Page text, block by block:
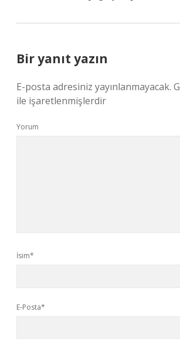
Bir yanıt yazın
E-posta adresiniz yayınlanmayacak.
ile işaretlenmişlerdir
Yorum
İsim*
E-Posta*